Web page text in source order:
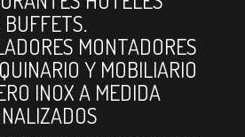
BUFFETS.
MONTADORES
Y MOBILIARIO
INOX A MEDIDA